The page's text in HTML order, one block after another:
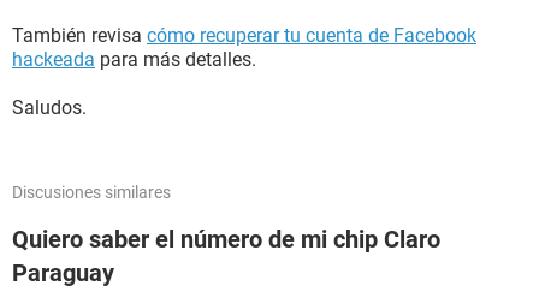
También revisa cómo recuperar tu cuenta de Facebook
hackeada para más detalles.
Saludos.
Discusiones similares
Quiero saber el número de mi chip Claro
Paraguay